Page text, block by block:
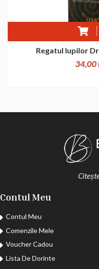
Regatul lupilor
34,00
Contul Meu
Contul Meu
Comenzile Mele
Voucher Cadou
Lista De Dorinte